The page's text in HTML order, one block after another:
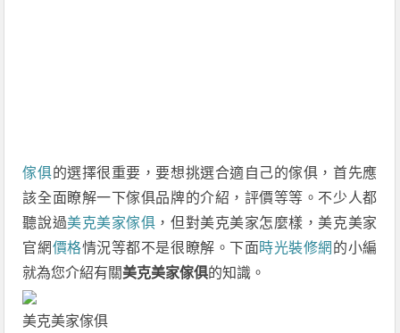
傢俱的選擇很重要，要想挑選合適自己的傢俱，首先應
該全面瞭解一下傢俱品牌的介紹，評價等等。不少人都
聽說過美克美家傢俱 ，但對美克美家怎麼樣，美克美家
官網價格情況等都不是很瞭解。下面時光裝修網 的小編
就為您介紹有關美克美家傢俱的知識。
美克美家傢俱